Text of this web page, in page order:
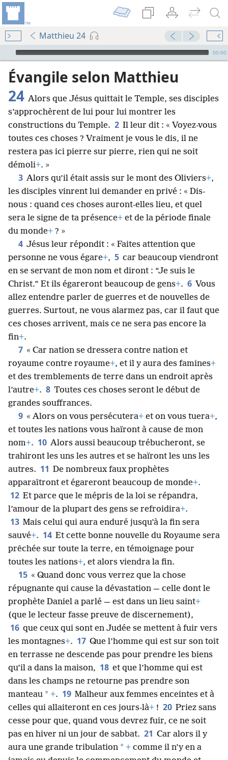
Matthieu 24
Audio Player
00:00
Évangile selon Matthieu
24 Alors que Jésus quittait le Temple, ses disciples
s’approchèrent de lui pour lui montrer les
constructions du Temple. 2 Il leur dit : « Voyez-vous
toutes ces choses ? Vraiment je vous le dis, il ne
restera pas ici pierre sur pierre, rien qui ne soit
démoli+. »
3 Alors qu’il était assis sur le mont des Oliviers+,
les disciples vinrent lui demander en privé : « Dis-
nous : quand ces choses auront-elles lieu, et quel
sera le signe de ta présence+ et de la période finale
du monde+ ? »
4 Jésus leur répondit : « Faites attention que
personne ne vous égare+, 5 car beaucoup viendront
en se servant de mon nom et diront : “Je suis le
Christ.” Et ils égareront beaucoup de gens+. 6 Vous
allez entendre parler de guerres et de nouvelles de
guerres. Surtout, ne vous alarmez pas, car il faut que
ces choses arrivent, mais ce ne sera pas encore la
fin+.
7 « Car nation se dressera contre nation et
royaume contre royaume+, et il y aura des famines+
et des tremblements de terre dans un endroit après
l’autre+. 8 Toutes ces choses seront le début de
grandes souffrances.
9 « Alors on vous persécutera+ et on vous tuera+,
et toutes les nations vous haïront à cause de mon
nom+. 10 Alors aussi beaucoup trébucheront, se
trahiront les uns les autres et se haïront les uns les
autres. 11 De nombreux faux prophètes
apparaîtront et égareront beaucoup de monde+.
12 Et parce que le mépris de la loi se répandra,
l’amour de la plupart des gens se refroidira+.
13 Mais celui qui aura enduré jusqu’à la fin sera
sauvé+. 14 Et cette bonne nouvelle du Royaume sera
prêchée sur toute la terre, en témoignage pour
toutes les nations+, et alors viendra la fin.
15 « Quand donc vous verrez que la chose
répugnante qui cause la dévastation — celle dont le
prophète Daniel a parlé — est dans un lieu saint+
(que le lecteur fasse preuve de discernement),
16 que ceux qui sont en Judée se mettent à fuir vers
les montagnes+. 17 Que l’homme qui est sur son toit
en terrasse ne descende pas pour prendre les biens
qu’il a dans la maison, 18 et que l’homme qui est
dans les champs ne retourne pas prendre son
manteau * +. 19 Malheur aux femmes enceintes et à
celles qui allaiteront en ces jours-là+ ! 20 Priez sans
cesse pour que, quand vous devrez fuir, ce ne soit
pas en hiver ni un jour de sabbat. 21 Car alors il y
aura une grande tribulation * + comme il n’y en a